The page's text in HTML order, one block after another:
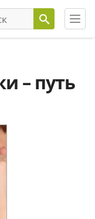
– путь